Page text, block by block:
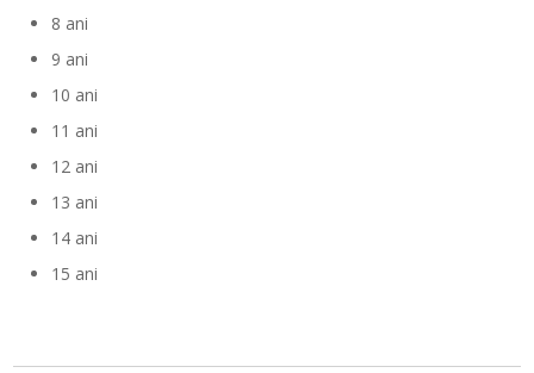
8 ani
9 ani
10 ani
11 ani
12 ani
13 ani
14 ani
15 ani